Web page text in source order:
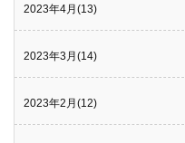
2023年4月(13)
2023年3月(14)
2023年2月(12)